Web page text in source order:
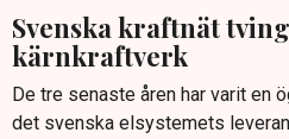
Svenska kraftnät
kärnkraftverk
De tre senaste åren har varit en
det svenska elsystemets